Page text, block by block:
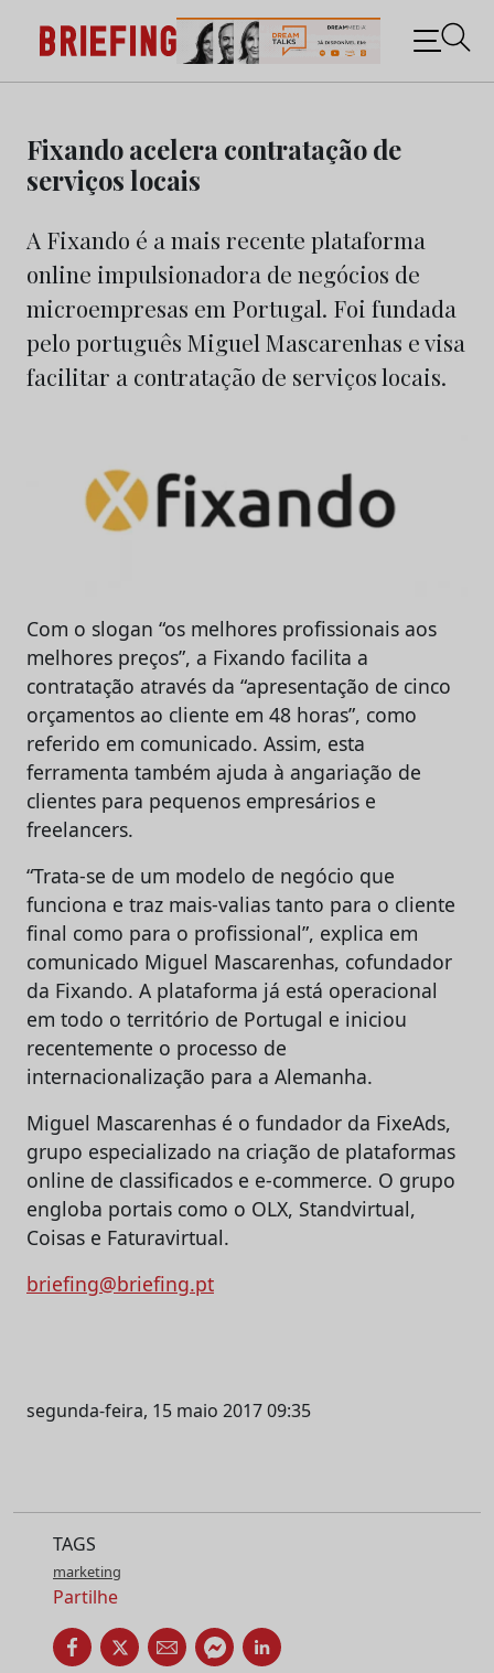
content
Briefing: Todas as notícias sobre os negócios do
Marketing e da Publicidade
Fixando acelera contratação de
serviços locais
A Fixando é a mais recente plataforma
online impulsionadora de negócios de
microempresas em Portugal. Foi fundada
pelo português Miguel Mascarenhas e visa
facilitar a contratação de serviços locais.
Com o slogan “os melhores profissionais aos
melhores preços”, a Fixando facilita a
contratação através da “apresentação de cinco
orçamentos ao cliente em 48 horas”, como
referido em comunicado. Assim, esta
ferramenta também ajuda à angariação de
clientes para pequenos empresários e
freelancers.
“Trata-se de um modelo de negócio que
funciona e traz mais-valias tanto para o cliente
final como para o profissional”, explica em
comunicado Miguel Mascarenhas, cofundador
da Fixando. A plataforma já está operacional
em todo o território de Portugal e iniciou
recentemente o processo de
internacionalização para a Alemanha.
Miguel Mascarenhas é o fundador da FixeAds,
grupo especializado na criação de plataformas
online de classificados e e-commerce. O grupo
engloba portais como o OLX, Standvirtual,
Coisas e Faturavirtual.
briefing@briefing.pt
segunda-feira, 15 maio 2017 09:35
TAGS
marketing
Partilhe